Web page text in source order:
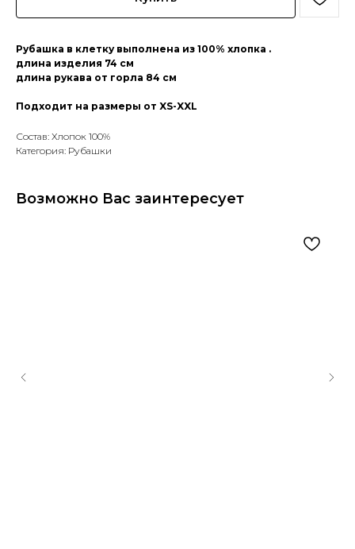
Рубашка в клетку выполнена из 100% хлопка .
длина изделия 74 см
длина рукава от горла 84 см
Подходит на размеры от XS-XXL
Состав: Хлопок 100%
Категория: Рубашки
Возможно Вас заинтересует